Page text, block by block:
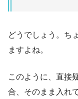
どうでしょう。ち
ますよね。
このように、直接
合、そのまま入れ